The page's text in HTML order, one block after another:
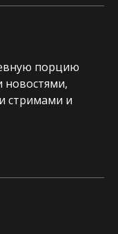
порцию
новостями,
стримами и